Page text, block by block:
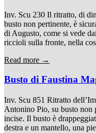
Inv. Scu 230 Il ritratto, di
busto non pertinente, è
di Augusto, come si vede
riccioli sulla fronte, nella
Read more →
Busto di Faustina
Inv. Scu 851 Ritratto
Antonino Pio, su busto non
incise. Il busto è
destra e un mantello, una